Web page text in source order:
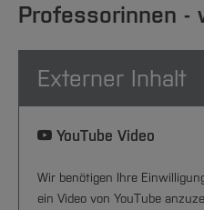
Professorinnen -
Externer Inhalt
YouTube Video
Wir benötigen Ihre
ein Video von YouTube